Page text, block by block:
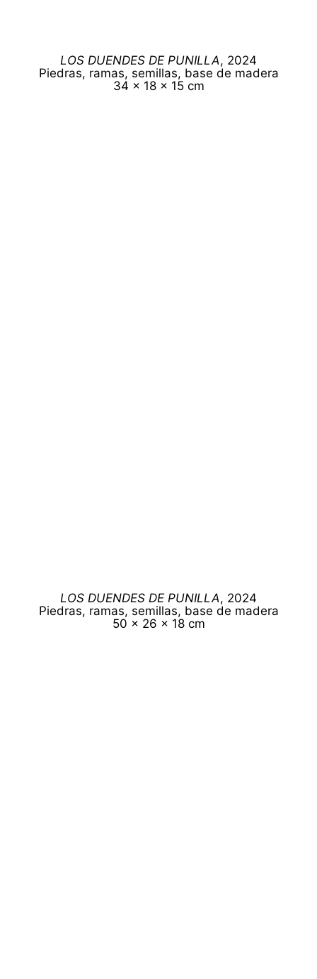
LOS DUENDES DE PUNILLA, 2024
Piedras, ramas, semillas, base de madera
34 x 18 x 15 cm
LOS DUENDES DE PUNILLA, 2024
Piedras, ramas, semillas, base de madera
50 x 26 x 18 cm